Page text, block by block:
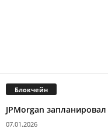
Блокчейн
JPMorgan
07.01.2026